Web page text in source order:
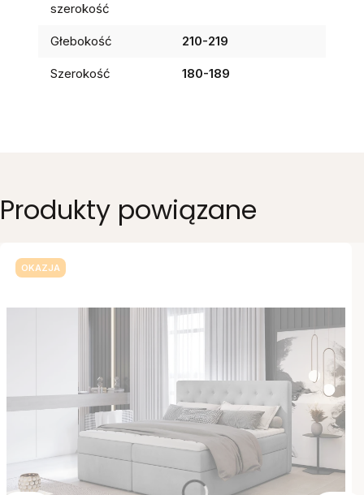
szerokość
Głebokość 210-219
Szerokość 180-189
Produkty powiązane
OKAZJA